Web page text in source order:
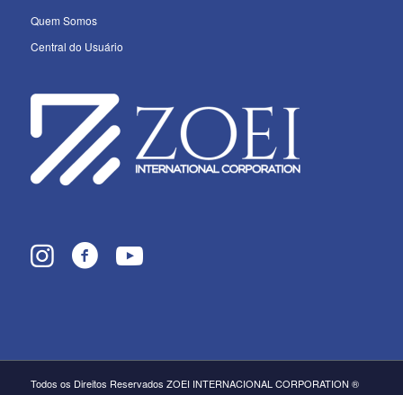
Quem Somos
Central do Usuário
Todos os Direitos Reservados ZOEI INTERNACIONAL CORPORATION ®